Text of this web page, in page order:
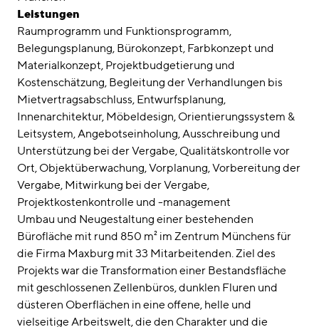
Impressum
Datenschutz
Leistungen
Raumprogramm und Funktionsprogramm
Belegungsplanung Bürokonzept Farbkonzept und
Materialkonzept Projektbudgetierung und
Kostenschätzung Begleitung der Verhandlungen bis
Mietvertragsabschluss Entwurfsplanung
Innenarchitektur Möbeldesign Orientierungssystem &
Leitsystem Angebotseinholung Ausschreibung und
Unterstützung bei der Vergabe Qualitätskontrolle vor
Ort Objektüberwachung Vorplanung Vorbereitung der
Vergabe Mitwirkung bei der Vergabe
Projektkostenkontrolle und -management
Umbau und Neugestaltung einer bestehenden
Bürofläche mit rund 850 m² im Zentrum Münchens für
die Firma Maxburg mit 33 Mitarbeitenden. Ziel des
Projekts war die Transformation einer Bestandsfläche
mit geschlossenen Zellenbüros, dunklen Fluren und
düsteren Oberflächen in eine offene, helle und
vielseitige Arbeitswelt, die den Charakter und die